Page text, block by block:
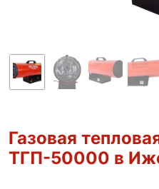
Газовая
ТГП-50000 в